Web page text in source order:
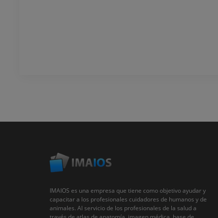
IMAIOS es una empresa que tiene como objetivo ayudar y
capacitar a los profesionales cuidadores de humanos y de
animales. Al servicio de los profesionales de la salud a